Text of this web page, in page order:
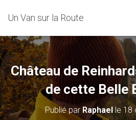
Un Van sur la Route
Château de
de cette Belle
Publié par Raphael le 18